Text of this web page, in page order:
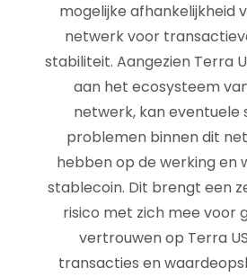
mogelijke afhankelijkheid
netwerk voor
stabiliteit. Aangezien Terra
aan het ecosysteem
netwerk, kan eventuele
problemen binnen dit
hebben op de werking en
stablecoin. Dit brengt een
risico met zich mee voor
vertrouwen op Terra
transacties en